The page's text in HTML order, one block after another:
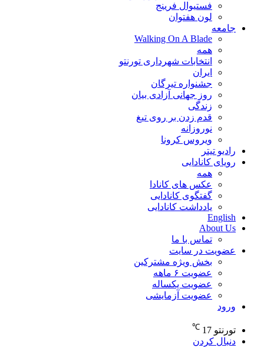
فستیوال فرینج
لون هفتوان
جامعه
Walking On A Blade
همه
انتخابات شهرداری تورنتو
ایران
جشنواره تیرگان
روز جهانی آزادی بیان
زندگی
قدم زدن بر روی تیغ
نوروزانه
ویروس کرونا
رادیو تیتر
رویای کانادایی
همه
عکس های کانادا
گفتگوی کانادایی
یادداشت کانادایی
English
About Us
تماس با ما
عضویت در سایت
بخش ویژه مشترکین
عضویت ۶ ماهه
عضویت یکساله
عضویت آزمایشی
ورود
تورنتو 17
℃
دنبال کردن